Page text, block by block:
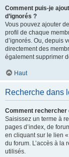
Comment puis-je
d’ignorés ?
Vous pouvez ajouter
profil de chaque
d’ignorés. Ou, depuis
directement des
également supprimer
Haut
Recherche dans
Comment rechercher
Saisissez un terme à
pages d’index, de
en cliquant sur le lien
du forum. L’accès à
utilisés.